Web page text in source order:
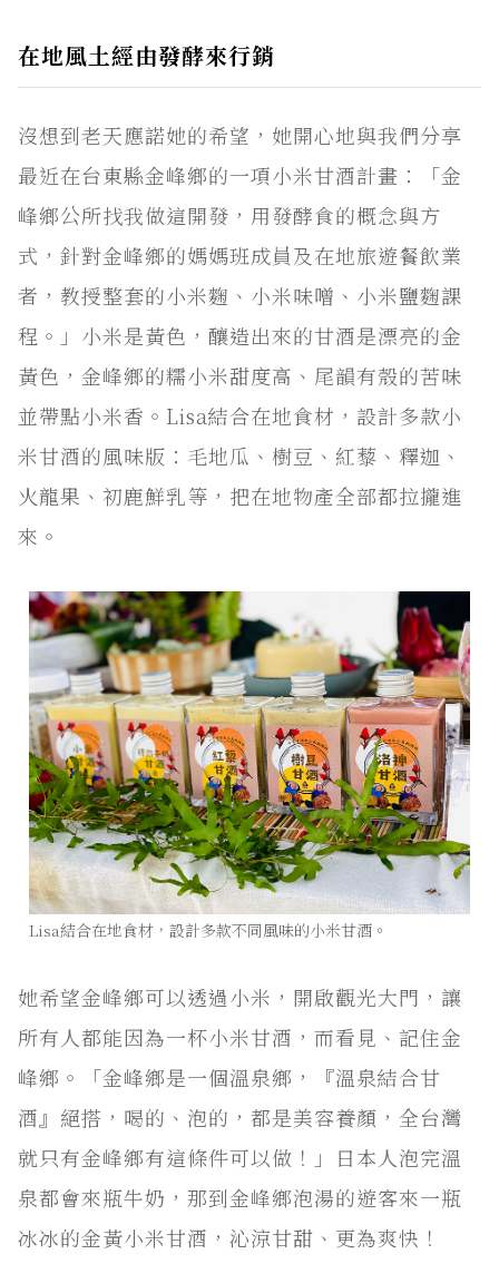
在地風土經由發酵來行銷
沒想到老天應諾她的希望，她開心地與我們分享
最近在台東縣金峰鄉的一項小米甘酒計畫：「金
峰鄉公所找我做這開發，用發酵食的概念與方
式，針對金峰鄉的媽媽班成員及在地旅遊餐飲業
者，教授整套的小米麴、小米味噌、小米鹽麴課
程。」小米是黃色，釀造出來的甘酒是漂亮的金
黃色，金峰鄉的糯小米甜度高、尾韻有殼的苦味
並帶點小米香。Lisa結合在地食材，設計多款小
米甘酒的風味版：毛地瓜、樹豆、紅藜、釋迦、
火龍果、初鹿鮮乳等，把在地物產全部都拉攏進
來。
Lisa結合在地食材，設計多款不同風味的小米甘酒。
她希望金峰鄉可以透過小米，開啟觀光大門，讓
所有人都能因為一杯小米甘酒，而看見、記住金
峰鄉。「金峰鄉是一個溫泉鄉，『溫泉結合甘
酒』絕搭，喝的、泡的，都是美容養顏，全台灣
就只有金峰鄉有這條件可以做！」日本人泡完溫
泉都會來瓶牛奶，那到金峰鄉泡湯的遊客來一瓶
冰冰的金黃小米甘酒，沁涼甘甜、更為爽快！